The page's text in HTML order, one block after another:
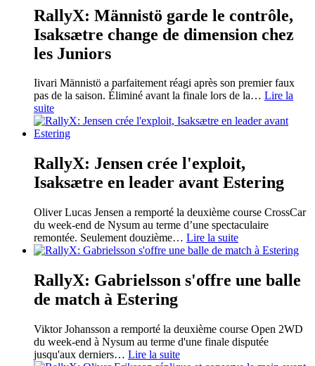
RallyX: Männistö garde le contrôle,
Isaksætre change de dimension chez
les Juniors
Iivari Männistö a parfaitement réagi après son premier faux
pas de la saison. Éliminé avant la finale lors de la… Lire la
suite
RallyX: Jensen crée l'exploit,
Isaksætre en leader avant Estering
Oliver Lucas Jensen a remporté la deuxième course CrossCar
du week-end de Nysum au terme d’une spectaculaire
remontée. Seulement douzième… Lire la suite
RallyX: Gabrielsson s'offre une balle
de match à Estering
Viktor Johansson a remporté la deuxième course Open 2WD
du week-end à Nysum au terme d'une finale disputée
jusqu'aux derniers… Lire la suite